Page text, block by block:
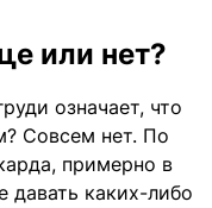
или нет?
означает, что
Совсем нет. По
примерно в
давать каких-либо